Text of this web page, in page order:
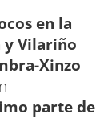
en la
y Vilariño
Xinzo
parte de